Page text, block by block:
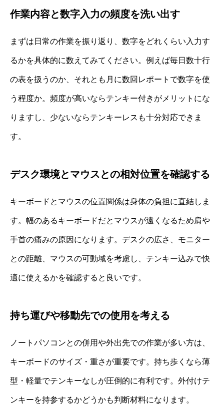
作業内容と数字入力の頻度を洗い出す
まずは日常の作業を振り返り、数字をどれくらい入力す
るかを具体的に数えてみてください。例えば毎日数十行
の表を扱うのか、それとも月に数回レポートで数字を使
う程度か。頻度が高いならテンキー付きがメリットにな
りますし、少ないならテンキーレスも十分対応できま
す。
デスク環境とマウスとの相対位置を確認する
キーボードとマウスの位置関係は身体の負担に直結しま
す。幅のあるキーボードだとマウスが遠くなるため肩や
手首の痛みの原因になります。デスクの広さ、モニター
との距離、マウスの可動域を考慮し、テンキー込みで快
適に使えるかを確認すると良いです。
持ち運びや移動先での使用を考える
ノートパソコンとの併用や外出先での作業が多い方は、
キーボードのサイズ・重さが重要です。持ち歩くなら薄
型・軽量でテンキーなしが圧倒的に有利です。外付けテ
ンキーを持参するかどうかも判断材料になります。